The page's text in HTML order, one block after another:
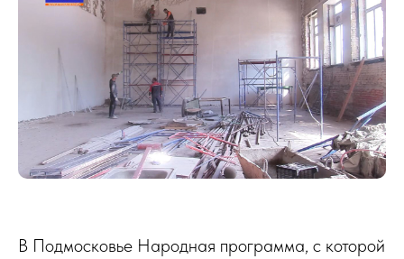
В Подмосковье Народная программа, с которой